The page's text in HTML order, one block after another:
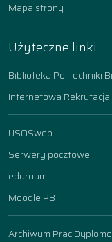
Mapa strony
Użyteczne linki
Biblioteka Politechniki
Internetowa
USOSweb
Serwery pocztowe
eduroam
Moodle PB
Archiwum Prac